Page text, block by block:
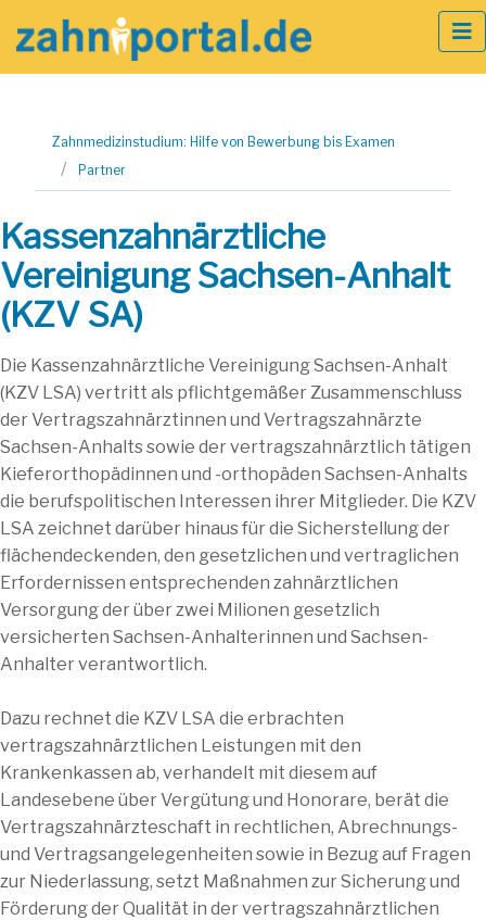
springen
Zahnmedizinstudium: Hilfe von Bewerbung bis Examen
Partner
Kassenzahnärztliche
Vereinigung Sachsen-Anhalt
(KZV SA)
Die Kassenzahnärztliche Vereinigung Sachsen-Anhalt
(KZV LSA) vertritt als pflichtgemäßer Zusammenschluss
der Vertragszahnärztinnen und Vertragszahnärzte
Sachsen-Anhalts sowie der vertragszahnärztlich tätigen
Kieferorthopädinnen und -orthopäden Sachsen-Anhalts
die berufspolitischen Interessen ihrer Mitglieder. Die KZV
LSA zeichnet darüber hinaus für die Sicherstellung der
flächendeckenden, den gesetzlichen und vertraglichen
Erfordernissen entsprechenden zahnärztlichen
Versorgung der über zwei Milionen gesetzlich
versicherten Sachsen-Anhalterinnen und Sachsen-
Anhalter verantwortlich.
Dazu rechnet die KZV LSA die erbrachten
vertragszahnärztlichen Leistungen mit den
Krankenkassen ab, verhandelt mit diesem auf
Landesebene über Vergütung und Honorare, berät die
Vertragszahnärzteschaft in rechtlichen, Abrechnungs-
und Vertragsangelegenheiten sowie in Bezug auf Fragen
zur Niederlassung, setzt Maßnahmen zur Sicherung und
Förderung der Qualität in der vertragszahnärztlichen